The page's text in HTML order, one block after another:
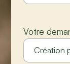
Votre